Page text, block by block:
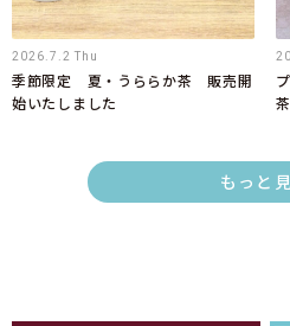
2026.7.2 Thu
季節限定 夏・うららか茶 販売開
始いたしました
もっと